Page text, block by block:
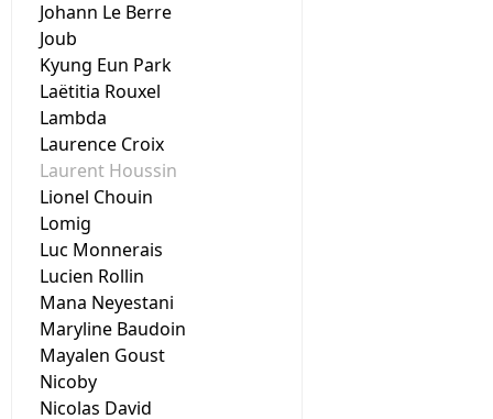
Johann Le Berre
Joub
Kyung Eun Park
Laëtitia Rouxel
Lambda
Laurence Croix
Laurent Houssin
Lionel Chouin
Lomig
Luc Monnerais
Lucien Rollin
Mana Neyestani
Maryline Baudoin
Mayalen Goust
Nicoby
Nicolas David